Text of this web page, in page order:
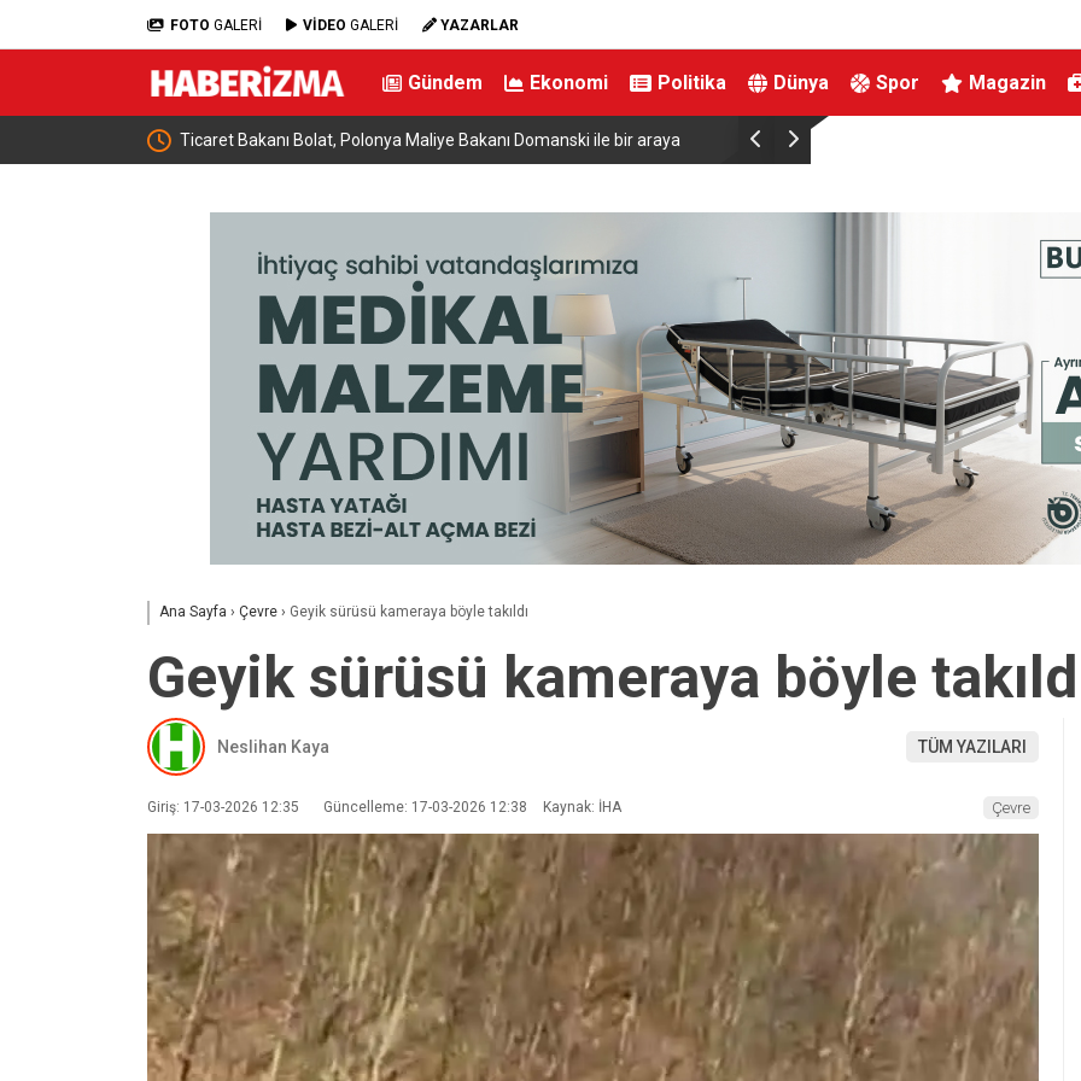
FOTO GALERİ VİDEO GALERİ YAZARLAR
Gündem Ekonomi Politika Dünya Spor Magazin
Ticaret Bakanı Bolat, Polonya Maliye Bakanı Domanski ile bir araya Almanya’da Ren Nehri’nde kuraklık alarmı:
Ana Sayfa › Çevre › Geyik sürüsü kameraya böyle takıldı
Geyik sürüsü kameraya böyle
Neslihan Kaya TÜM YAZILARI
Giriş: 17-03-2026 12:35 Güncelleme: 17-03-2026 12:38 Kaynak: İHA Çevre